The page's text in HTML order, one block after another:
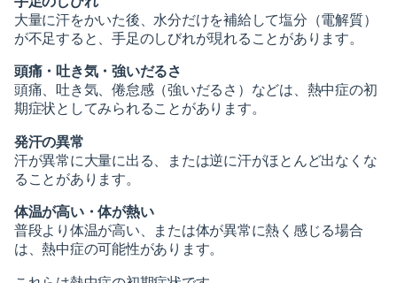
2023-12（2）
2023-11（4）
2023-10（5）
2023-02（2）
2024-11（6）
2024-10（2）
2024-07（5）
2024-06（2）
2024-04（1）
2024-03（1）
大量に汗をかいた後、水分だけを補給して塩分（電解質）
が不足すると、手足のしびれが現れることがあります。
頭痛・吐き気・強いだるさ
頭痛、吐き気、倦怠感（強いだるさ）などは、熱中症の初
期症状としてみられることがあります。
発汗の異常
汗が異常に大量に出る、または逆に汗がほとんど出なくな
ることがあります。
体温が高い・体が熱い
普段より体温が高い、または体が異常に熱く感じる場合
は、熱中症の可能性があります。